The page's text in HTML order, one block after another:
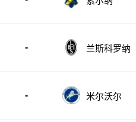
- 兰斯科罗纳
- 米尔沃尔